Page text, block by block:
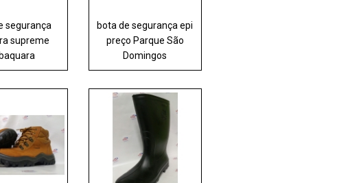
segurança
supreme
bota de segurança epi
preço Parque São
Domingos